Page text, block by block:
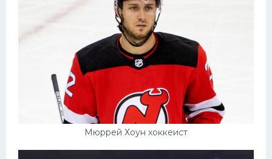
Мюррей Хоун хоккеист